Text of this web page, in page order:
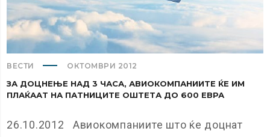
ВЕСТИ ОКТОМВРИ 2012
ЗА ДОЦНЕЊЕ НАД 3 ЧАСА, АВИОКОМПАНИИТЕ ЌЕ ИМ
ПЛАЌААТ НА ПАТНИЦИТЕ ОШТЕТА ДО 600 ЕВРА
26.10.2012 Авиокомпаниите што ќе доцнат